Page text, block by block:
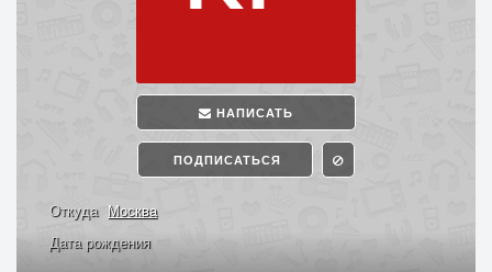
НАПИСАТЬ
ПОДПИСАТЬСЯ
Откуда Москва
Дата рождения